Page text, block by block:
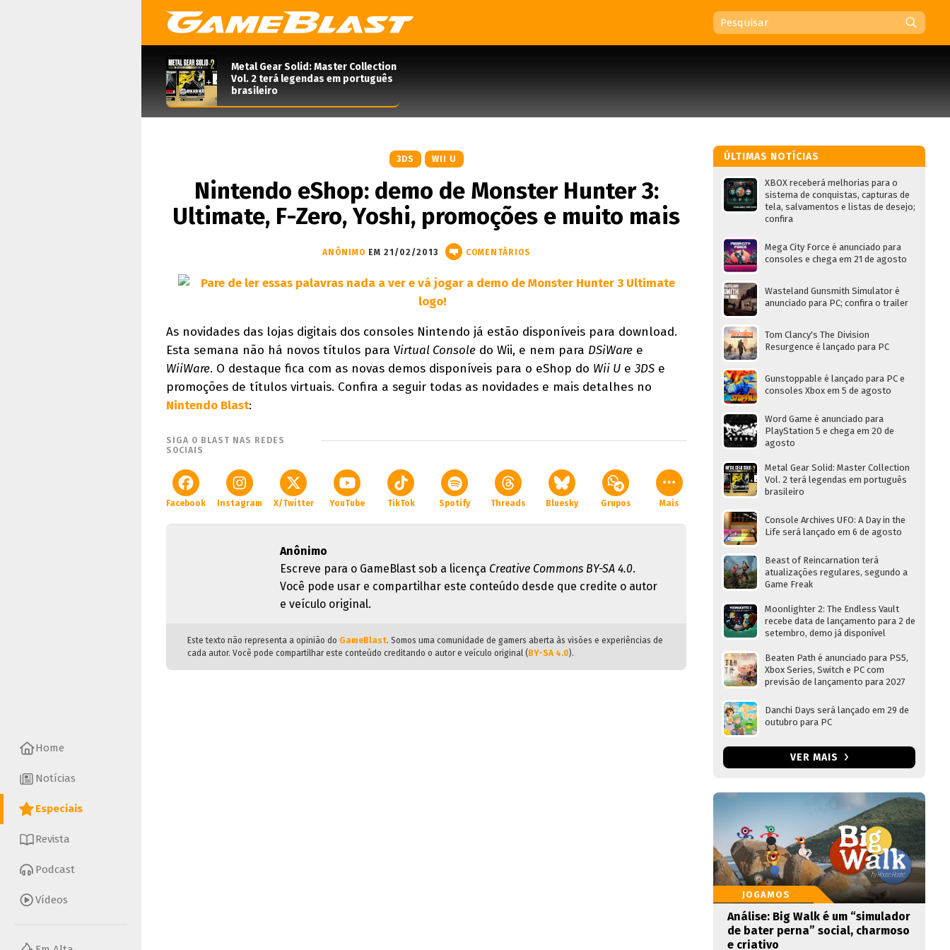
Home
Notícias
Especiais
Revista
Podcast
Vídeos
Metal Gear Solid: Master Collection
Vol. 2 terá legendas em português
brasileiro
3DS WII U
Nintendo eShop: demo de Monster Hunter 3:
Ultimate, F-Zero, Yoshi, promoções e muito mais
ANÔNIMO EM 21/02/2013 COMENTÁRIOS
As novidades das lojas digitais dos consoles Nintendo já estão disponíveis para download.
Esta semana não há novos títulos para Virtual Console do Wii, e nem para DSiWare e
WiiWare. O destaque fica com as novas demos disponíveis para o eShop do Wii U e 3DS e
promoções de títulos virtuais. Confira a seguir todas as novidades e mais detalhes no
Nintendo Blast:
SIGA O BLAST NAS REDES
SOCIAIS
Facebook Instagram X/Twitter YouTube TikTok Spotify Threads Bluesky Grupos Mais
Anônimo
Escreve para o GameBlast sob a licença Creative Commons BY-SA 4.0.
Você pode usar e compartilhar este conteúdo desde que credite o autor
e veículo original.
Este texto não representa a opinião do GameBlast. Somos uma comunidade de gamers aberta às visões e experiências de
cada autor. Você pode compartilhar este conteúdo creditando o autor e veículo original ( BY-SA 4.0).
ÚLTIMAS NOTÍCIAS
XBOX receberá melhorias para o
sistema de conquistas, capturas de
tela, salvamentos e listas de desejo;
confira
Mega City Force é anunciado para
consoles e chega em 21 de agosto
Wasteland Gunsmith Simulator é
anunciado para PC; confira o trailer
Tom Clancy's The Division
Resurgence é lançado para PC
Gunstoppable é lançado para PC e
consoles Xbox em 5 de agosto
Word Game é anunciado para
PlayStation 5 e chega em 20 de
agosto
Metal Gear Solid: Master Collection
Vol. 2 terá legendas em português
brasileiro
Console Archives UFO: A Day in the
Life será lançado em 6 de agosto
Beast of Reincarnation terá
atualizações regulares, segundo a
Game Freak
Moonlighter 2: The Endless Vault
recebe data de lançamento para 2 de
setembro, demo já disponível
Beaten Path é anunciado para PS5,
Xbox Series, Switch e PC com
previsão de lançamento para 2027
Danchi Days será lançado em 29 de
outubro para PC
VER MAIS
JOGAMOS
Análise: Big Walk é um “simulador
de bater perna” social, charmoso
e criativo